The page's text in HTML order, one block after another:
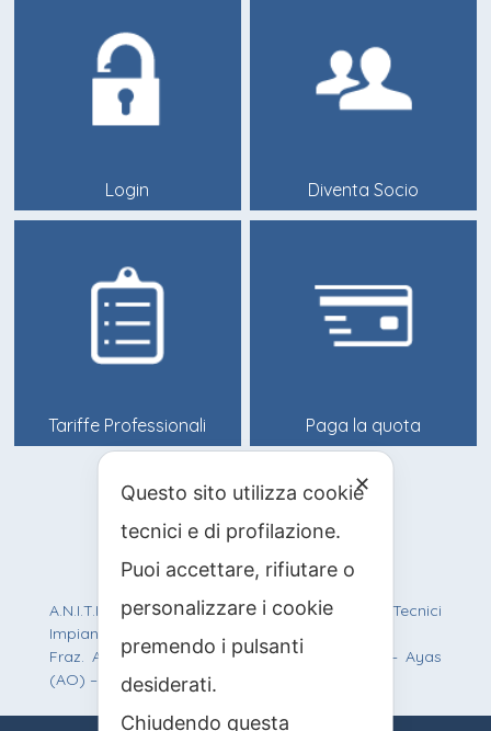
Login Diventa Socio
Tariffe Professionali Paga la quota
info@anitif.org
+39 0125 303100
A.N.I.T.I.F. Associazione Nazionale Italiana Tecnici
Impianti Funiviari
Fraz. Antagnod, Route Barmasc, 57 – 11020 – Ayas
(AO) – C.F.: 90012200219 – P.IVA: 01242950077
✕
Questo sito utilizza cookie
tecnici e di profilazione.
Puoi accettare, rifiutare o
personalizzare i cookie
premendo i pulsanti
desiderati.
Chiudendo questa